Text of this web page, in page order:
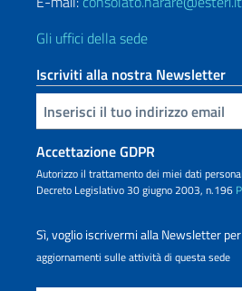
Gli uffici della sede
Iscriviti alla nostra Newsletter
Inserisci la tua email
Accettazione GDPR
Autorizzo il trattamento dei miei dati
Decreto Legislativo 30 giugno 2003, n.196
Sì, voglio iscrivermi alla Newsletter
aggiornamenti sulle attività di questa sede